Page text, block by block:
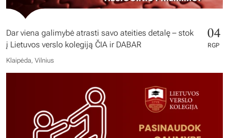
Dar viena galimybė atrasti savo ateities detalę – stok
į Lietuvos verslo kolegiją ČIA ir DABAR
04
RGP
Klaipėda, Vilnius